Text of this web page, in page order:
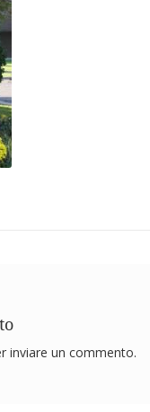
inviare un commento.